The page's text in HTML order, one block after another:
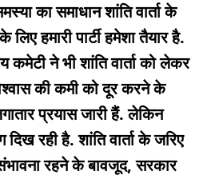
का समाधान शांति वार्ता के
लिए हमारी पार्टी हमेशा तैयार है.
कमेटी ने भी शांति वार्ता को लेकर
की कमी को दूर करने के
प्रयास जारी हैं. लेकिन
रही है. शांति वार्ता के जरिए
रहने के बावजूद, सरकार